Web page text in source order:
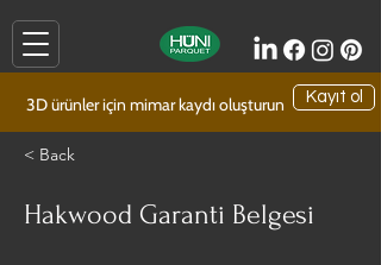
3D ürünler için mimar kaydı oluşturun Kayıt ol
< Back
Hakwood Garanti Belgesi